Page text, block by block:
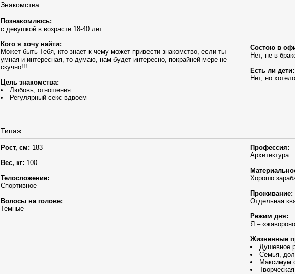
Знакомства
Познакомлюсь:
с девушкой в возрасте 18-40 лет
Кого я хочу найти:
Может быть Тебя, кто знает к чему может привести знакомство, если ты
умная и интересная, то думаю, нам будет интересно, покрайней мере не
скучно!!!
Цель знакомства:
Любовь, отношения
Регулярный секс вдвоем
Состою в
Нет, не в
Есть ли дети:
Нет, но
Типаж
Рост, см: 183
Вес, кг: 100
Телосложение:
Спортивное
Волосы на голове:
Темные
Профессия:
Архитектура
Хорошо
Проживание:
Отдельная
Режим дня:
Я –
Жизненные
Душевное
Семья,
Максимум